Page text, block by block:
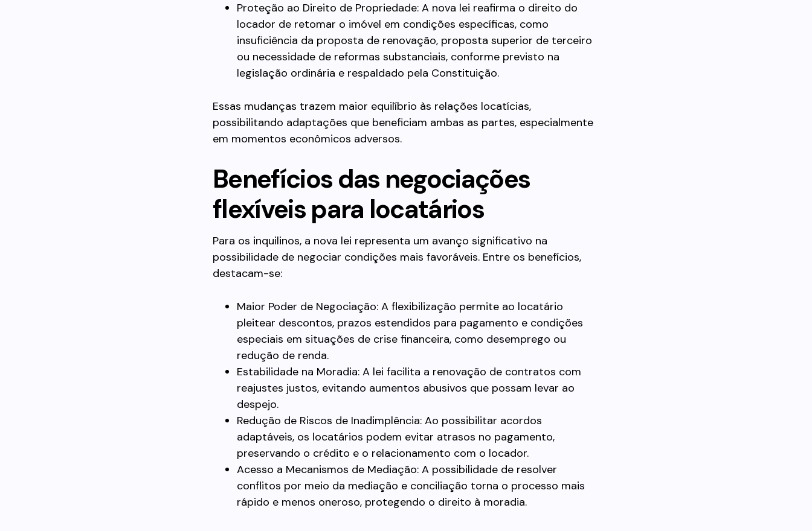
Proteção ao Direito de Propriedade: A nova lei reafirma o direito do
locador de retomar o imóvel em condições específicas, como
insuficiência da proposta de renovação, proposta superior de terceiro
ou necessidade de reformas substanciais, conforme previsto na
legislação ordinária e respaldado pela Constituição.
Essas mudanças trazem maior equilíbrio às relações locatícias,
possibilitando adaptações que beneficiam ambas as partes, especialmente
em momentos econômicos adversos.
Benefícios das negociações
flexíveis para locatários
Para os inquilinos, a nova lei representa um avanço significativo na
possibilidade de negociar condições mais favoráveis. Entre os benefícios,
destacam-se:
Maior Poder de Negociação: A flexibilização permite ao locatário
pleitear descontos, prazos estendidos para pagamento e condições
especiais em situações de crise financeira, como desemprego ou
redução de renda.
Estabilidade na Moradia: A lei facilita a renovação de contratos com
reajustes justos, evitando aumentos abusivos que possam levar ao
despejo.
Redução de Riscos de Inadimplência: Ao possibilitar acordos
adaptáveis, os locatários podem evitar atrasos no pagamento,
preservando o crédito e o relacionamento com o locador.
Acesso a Mecanismos de Mediação: A possibilidade de resolver
conflitos por meio da mediação e conciliação torna o processo mais
rápido e menos oneroso, protegendo o direito à moradia.